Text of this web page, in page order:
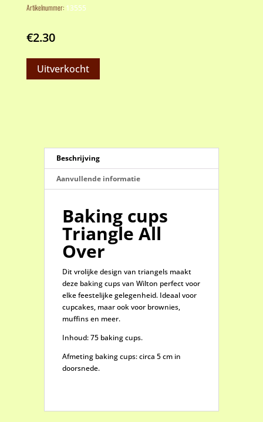
Artikelnummer: 13555
€2.30
Uitverkocht
Beschrijving
Aanvullende informatie
Baking cups
Triangle All
Over
Dit vrolijke design van triangels maakt
deze baking cups van Wilton perfect voor
elke feestelijke gelegenheid. Ideaal voor
cupcakes, maar ook voor brownies,
muffins en meer.
Inhoud: 75 baking cups.
Afmeting baking cups: circa 5 cm in
doorsnede.